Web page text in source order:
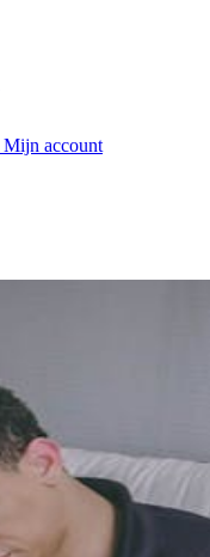
Mijn account